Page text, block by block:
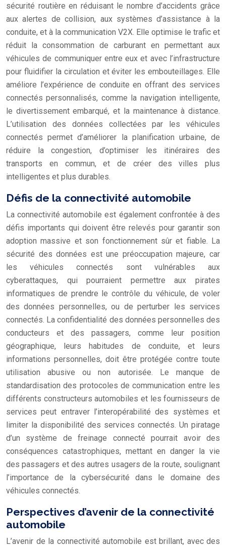
sécurité routière en réduisant le nombre d’accidents grâce
aux alertes de collision, aux systèmes d’assistance à la
conduite, et à la communication V2X. Elle optimise le trafic et
réduit la consommation de carburant en permettant aux
véhicules de communiquer entre eux et avec l’infrastructure
pour fluidifier la circulation et éviter les embouteillages. Elle
améliore l’expérience de conduite en offrant des services
connectés personnalisés, comme la navigation intelligente,
le divertissement embarqué, et la maintenance à distance.
L’utilisation des données collectées par les véhicules
connectés permet d’améliorer la planification urbaine, de
réduire la congestion, d’optimiser les itinéraires des
transports en commun, et de créer des villes plus
intelligentes et plus durables.
Défis de la connectivité automobile
La connectivité automobile est également confrontée à des
défis importants qui doivent être relevés pour garantir son
adoption massive et son fonctionnement sûr et fiable. La
sécurité des données est une préoccupation majeure, car
les véhicules connectés sont vulnérables aux
cyberattaques, qui pourraient permettre aux pirates
informatiques de prendre le contrôle du véhicule, de voler
des données personnelles, ou de perturber les services
connectés. La confidentialité des données personnelles des
conducteurs et des passagers, comme leur position
géographique, leurs habitudes de conduite, et leurs
informations personnelles, doit être protégée contre toute
utilisation abusive ou non autorisée. Le manque de
standardisation des protocoles de communication entre les
différents constructeurs automobiles et les fournisseurs de
services peut entraver l’interopérabilité des systèmes et
limiter la disponibilité des services connectés. Un piratage
d’un système de freinage connecté pourrait avoir des
conséquences catastrophiques, mettant en danger la vie
des passagers et des autres usagers de la route, soulignant
l’importance de la cybersécurité dans le domaine des
véhicules connectés.
Perspectives d’avenir de la connectivité
automobile
L’avenir de la connectivité automobile est brillant, avec des